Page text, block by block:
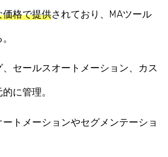
価格で提供されており、MAツール
セールスオートメーション、カス
に管理。
トメーションやセグメンテーショ